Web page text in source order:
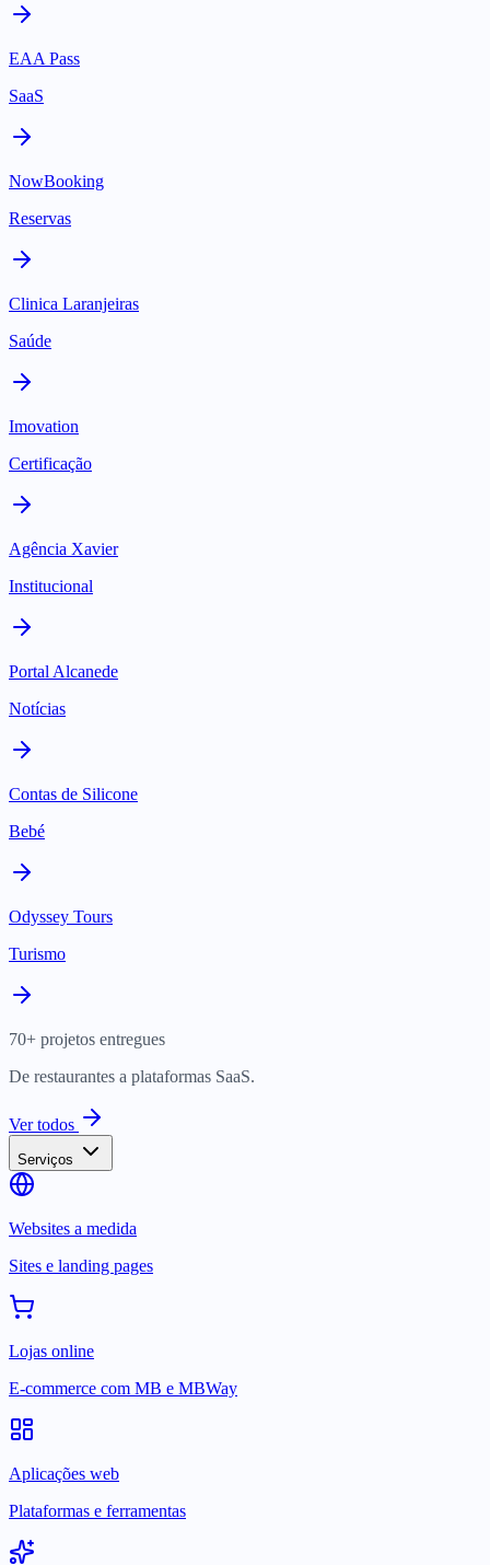
EAA Pass
SaaS
NowBooking
Reservas
Clinica Laranjeiras
Saúde
Imovation
Certificação
Agência Xavier
Institucional
Portal Alcanede
Notícias
Contas de Silicone
Bebé
Odyssey Tours
Turismo
70+ projetos entregues
De restaurantes a plataformas SaaS.
Ver todos
Serviços
Websites a medida
Sites e landing pages
Lojas online
E-commerce com MB e MBWay
Aplicações web
Plataformas e ferramentas